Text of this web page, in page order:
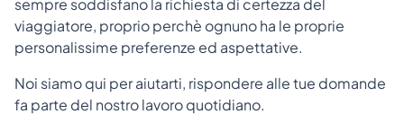
sempre soddisfano la richiesta di certezza del
viaggiatore, proprio perchè ognuno ha le proprie
personalissime preferenze ed aspettative.
Noi siamo qui per aiutarti, rispondere alle tue domande
fa parte del nostro lavoro quotidiano.